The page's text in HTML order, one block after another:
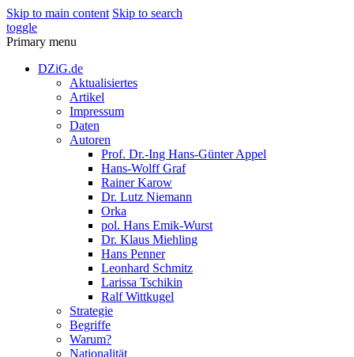
Skip to main content Skip to search
toggle
Primary menu
DZiG.de
Aktualisiertes
Artikel
Impressum
Daten
Autoren
Prof. Dr.-Ing Hans-Günter Appel
Hans-Wolff Graf
Rainer Karow
Dr. Lutz Niemann
Orka
pol. Hans Emik-Wurst
Dr. Klaus Miehling
Hans Penner
Leonhard Schmitz
Larissa Tschikin
Ralf Wittkugel
Strategie
Begriffe
Warum?
Nationalität